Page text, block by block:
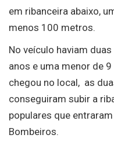
em ribanceira abaixo,
menos 100 metros.
No veículo haviam
anos e uma menor de
chegou no local, as
conseguiram subir a
populares que
Bombeiros.